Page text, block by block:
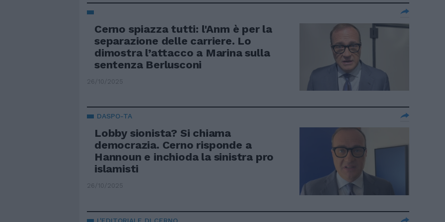
Cerno spiazza tutti: l'Anm è per la
separazione delle carriere. Lo
dimostra l’attacco a Marina sulla
sentenza Berlusconi
26/10/2025
DASPO-TA
Lobby sionista? Si chiama
democrazia. Cerno risponde a
Hannoun e inchioda la sinistra pro
islamisti
26/10/2025